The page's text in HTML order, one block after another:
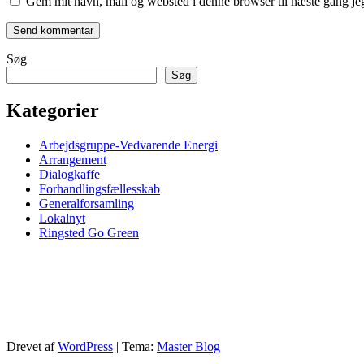
Søg
Søg
Kategorier
Arbejdsgruppe-Vedvarende Energi
Arrangement
Dialogkaffe
Forhandlingsfællesskab
Generalforsamling
Lokalnyt
Ringsted Go Green
Drevet afWordPress | Tema: Master Blog